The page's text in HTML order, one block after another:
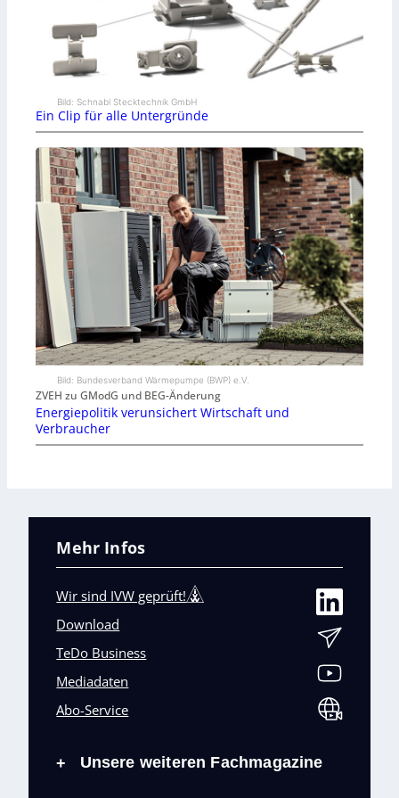
Bild: Schnabl Stecktechnik GmbH
Ein Clip für alle Untergründe
Bild: Bundesverband Wärmepumpe (BWP) e.V.
ZVEH zu GModG und BEG-Änderung
Energiepolitik verunsichert Wirtschaft und
Verbraucher
Mehr Infos
Wir sind IVW geprüft!
Download
TeDo Business
Mediadaten
Abo-Service
+ Unsere weiteren Fachmagazine